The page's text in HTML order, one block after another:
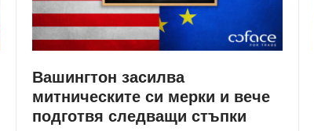
Вашингтон засилва
митническите си мерки и вече
подготвя следващи стъпки